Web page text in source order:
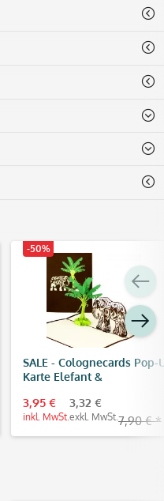
-50%
SALE - Colognecards Pop-
Karte Elefant &
3,95 €
inkl. MwSt.
3,32 €
exkl. MwSt. 7,90 € *